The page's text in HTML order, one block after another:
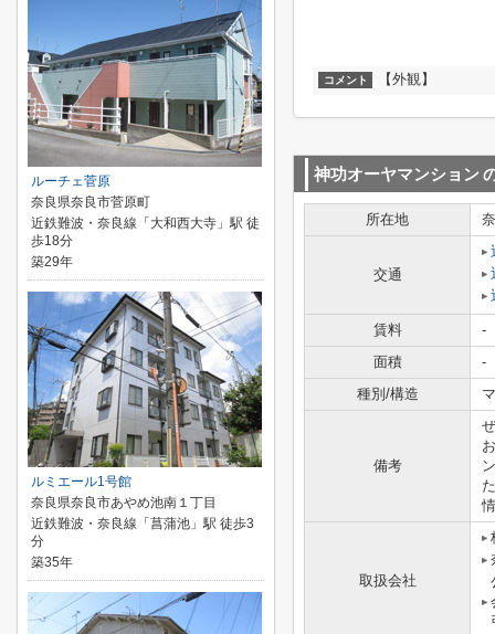
コメント 【外観】
神功オーヤマンション
所在地
交通
賃料
-
面積
-
種別/構造
備考
取扱会社
ルーチェ菅原
奈良県奈良市菅原町
近鉄難波・奈良線「大和西大寺」駅 徒
歩18分
築29年
ルミエール1号館
奈良県奈良市あやめ池南１丁目
近鉄難波・奈良線「菖蒲池」駅 徒歩3
分
築35年